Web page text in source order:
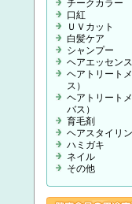
チークカラー
口紅
ＵＶカット
白髪ケア
シャンプー
ヘアエッセン
ヘアトリート
ス）
ヘアトリート
バス）
育毛剤
ヘアスタイリ
ハミガキ
ネイル
その他